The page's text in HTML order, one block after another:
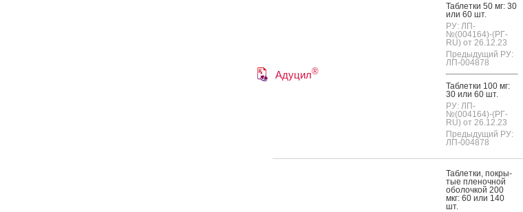
Адуцил®
Таб­летки 50 мг: 30
или 60 шт.
РУ: ЛП-
№(004164)-(РГ-
RU) от 26.12.23
Предыдущий РУ:
ЛП-004878
Таб­летки 100 мг:
30 или 60 шт.
РУ: ЛП-
№(004164)-(РГ-
RU) от 26.12.23
Предыдущий РУ:
ЛП-004878
Таб­летки, пок­ры­
тые пле­ноч­ной
обо­лоч­кой 200
мкг: 60 или 140
шт.